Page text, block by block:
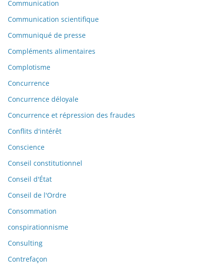
Communication
Communication scientifique
Communiqué de presse
Compléments alimentaires
Complotisme
Concurrence
Concurrence déloyale
Concurrence et répression des fraudes
Conflits d'intérêt
Conscience
Conseil constitutionnel
Conseil d'État
Conseil de l'Ordre
Consommation
conspirationnisme
Consulting
Contrefaçon